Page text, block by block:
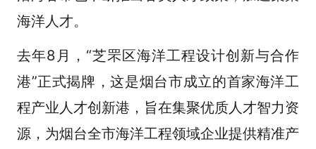
海洋人才。
去年8月，“芝罘区海洋工程设计创新与合作
港”正式揭牌，这是烟台市成立的首家海洋工
程产业人才创新港，旨在集聚优质人才智力资
源，为烟台全市海洋工程领域企业提供精准产